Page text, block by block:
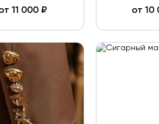
11 000 ₽ от 10